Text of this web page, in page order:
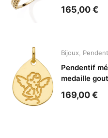
165,00€
Bijoux
Pendentif
medaille
169,00€